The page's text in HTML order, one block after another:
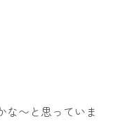
な〜と思っていま